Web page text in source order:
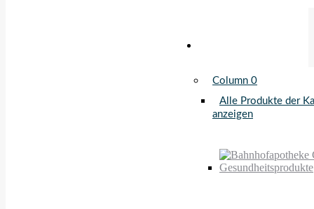
Column 0
Alle Produkte der
anzeigen